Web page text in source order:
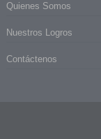
Quienes Somos
Nuestros Logros
Contáctenos